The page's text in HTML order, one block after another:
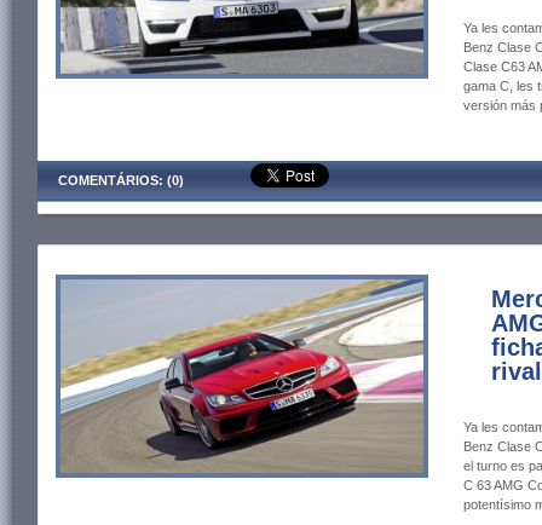
Ya les
Benz Clase
Clase C63
gama C, les
versión más
COMENTÁRIOS: (0)
Ya les
Benz Clase
el turno es
C 63 AMG
potentísimo